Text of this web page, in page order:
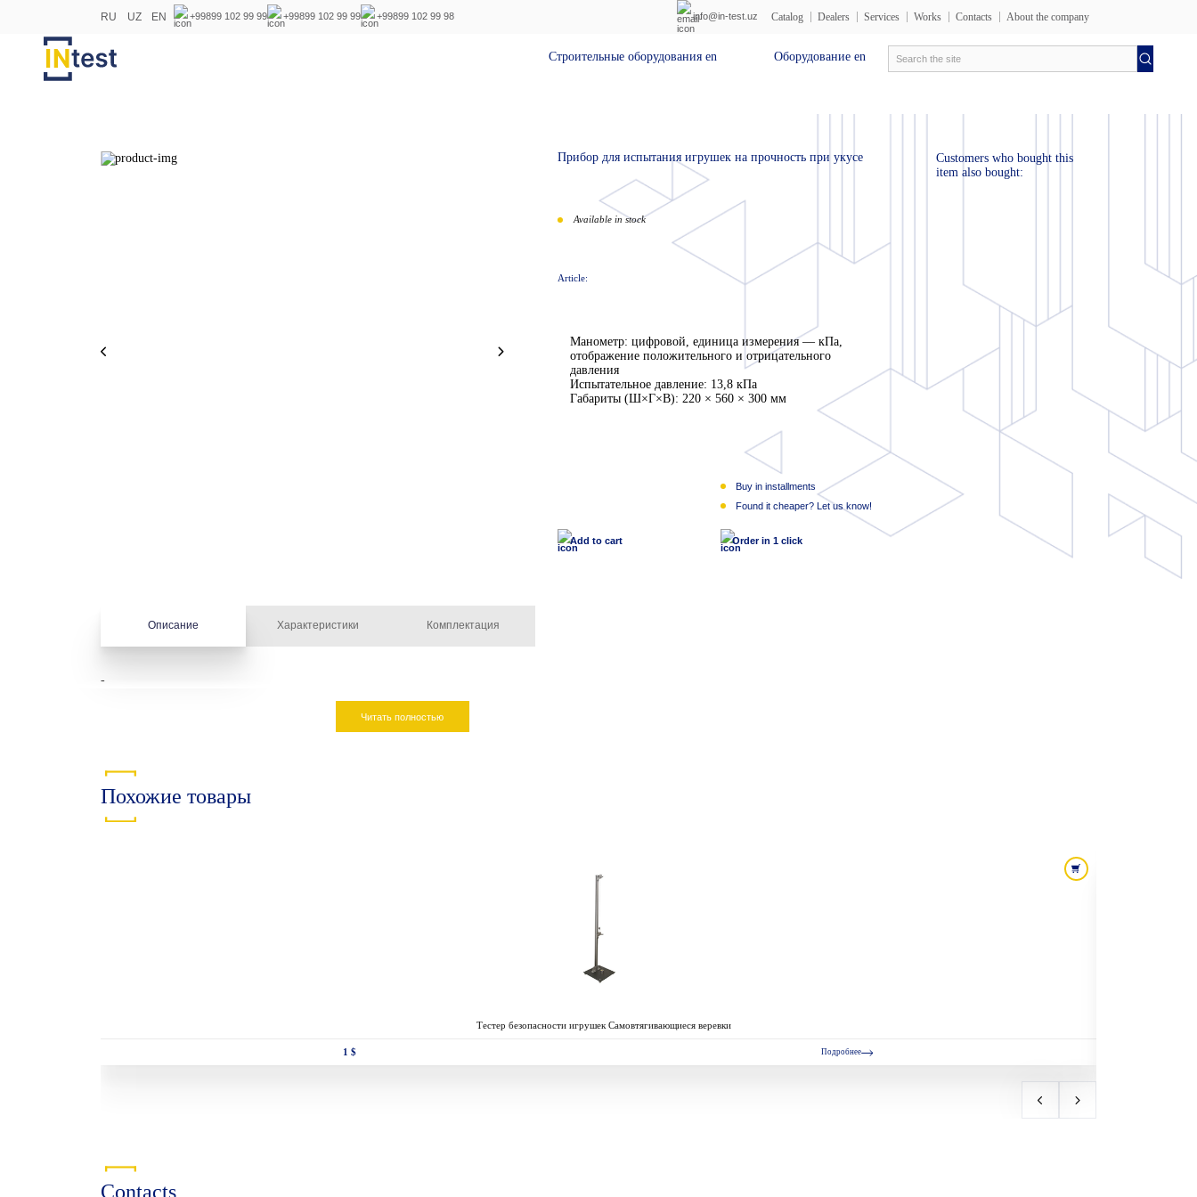
RU UZ EN +99899 102 99 99 +99899 102 99 99 +99899 102 99 98 info@in-test.uz Catalog Dealers Services Works Contacts About the company
Строительные оборудования en Оборудование en Электротехника лаборатория
Прибор для испытания игрушек на прочность при укусе
Available in stock
Article:
Манометр: цифровой, единица измерения — кПа,
отображение положительного и отрицательного
давления
Испытательное давление: 13,8 кПа
Габариты (Ш×Г×В): 220 × 560 × 300 мм
Buy in installments
Found it cheaper? Let us know!
Add to cart Order in 1 click
Описание Характеристики Комплектация
-
Читать полностью
Customers who bought this
item also bought:
Похожие товары
Тестер безопасности игрушек Самовтягивающиеся веревки
1 $ Подробнее
Contacts